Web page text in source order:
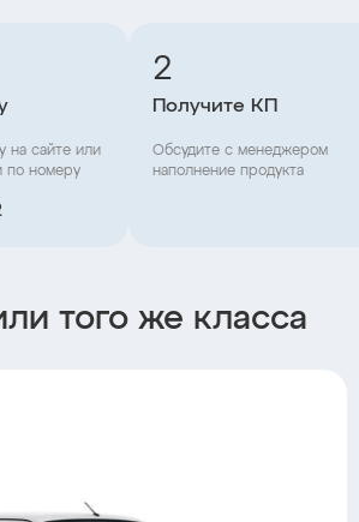
на сайте или
по номеру
2
Получите КП
Обсудите с менеджером
наполнение продукта
того же класса